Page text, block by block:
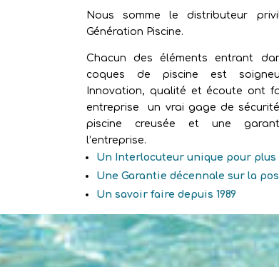
Nous somme le distributeur
Génération Piscine.
Chacun des éléments entrant
coques de piscine est
Innovation, qualité et écoute ont
entreprise un vrai gage de
piscine creusée et une
l’entreprise.
Un Interlocuteur unique pour
Une Garantie décennale sur la
Un savoir faire depuis 1989